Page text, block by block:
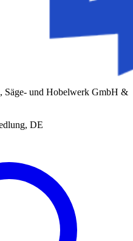
Säge- und Hobelwerk GmbH &
DE